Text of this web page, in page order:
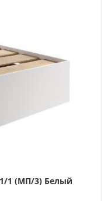
1 (МП/3) Белый